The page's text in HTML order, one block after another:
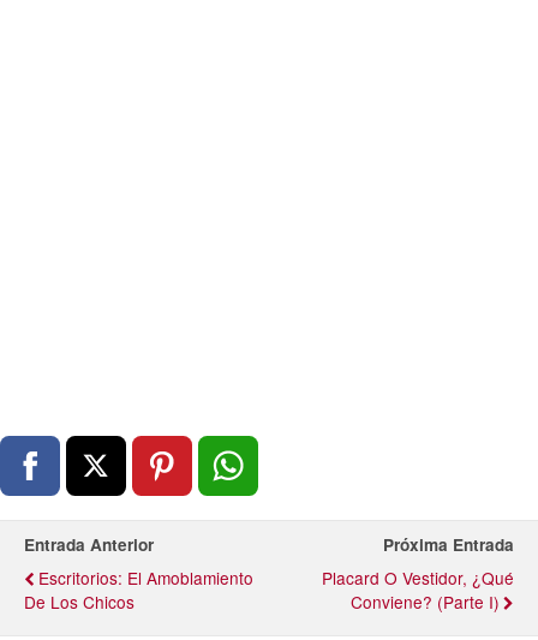
Entrada Anterior
Escritorios: El Amoblamiento
De Los Chicos
Próxima Entrada
Placard O Vestidor, ¿Qué
Conviene? (Parte I)